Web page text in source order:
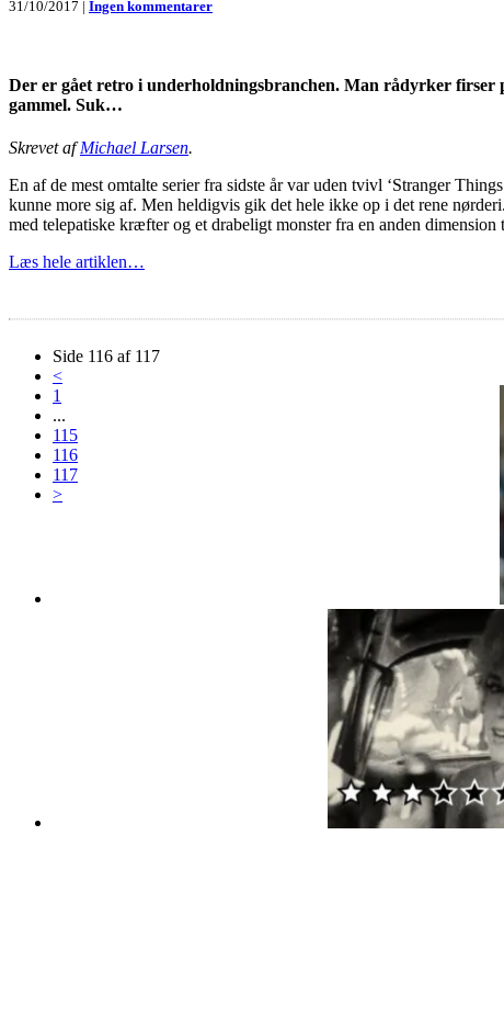
31/10/2017 | Ingen kommentarer
Der er gået retro i underholdningsbranchen. Man rådyrker firser
gammel. Suk…
Skrevet afMichael Larsen.
En af de mest omtalte serier fra sidste år var uden tvivl ‘Stranger
kunne more sig af. Men heldigvis gik det hele ikke op i det rene
med telepatiske kræfter og et drabeligt monster fra en anden
Læs hele artiklen…
Side 116 af 117
<
1
...
115
116
117
>